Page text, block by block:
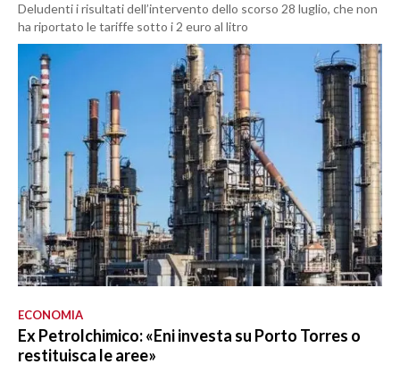
Deludenti i risultati dell’intervento dello scorso 28 luglio, che non
ha riportato le tariffe sotto i 2 euro al litro
ECONOMIA
Ex Petrolchimico: «Eni investa su Porto Torres o
restituisca le aree»